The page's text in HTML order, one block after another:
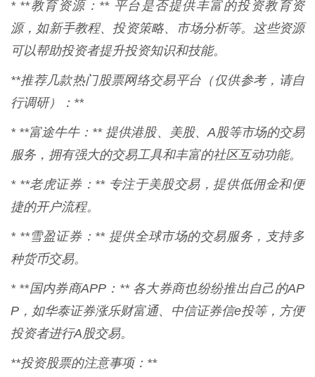
* **教育资源：** 平台是否提供丰富的投资教育资
源，如新手教程、投资策略、市场分析等。这些资源
可以帮助投资者提升投资知识和技能。
**推荐几款热门股票网络交易平台（仅供参考，请自
行调研）：**
* **富途牛牛：** 提供港股、美股、A股等市场的交易
服务，拥有强大的交易工具和丰富的社区互动功能。
* **老虎证券：** 专注于美股交易，提供低佣金和便
捷的开户流程。
* **雪盈证券：** 提供全球市场的交易服务，支持多
种货币交易。
* **国内券商APP：** 各大券商也纷纷推出自己的AP
P，如华泰证券涨乐财富通、中信证券信e投等，方便
投资者进行A股交易。
**投资股票的注意事项：**